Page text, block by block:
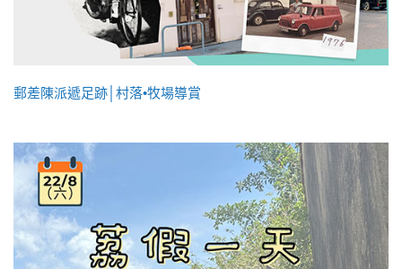
郵差陳派遞足跡│村落•牧場導賞